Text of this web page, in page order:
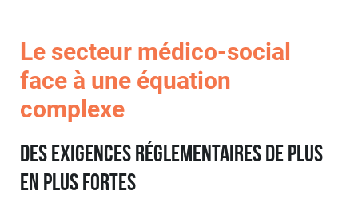
Le secteur médico-social
face à une équation
complexe
Des exigences réglementaires de plus
en plus fortes